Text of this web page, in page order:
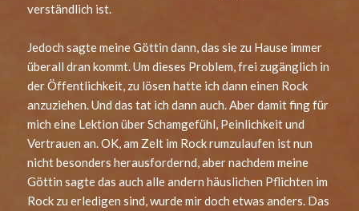
verständlich ist.
Jedoch sagte meine Göttin dann, das sie zu Hause immer
überall dran kommt. Um dieses Problem, frei zugänglich in
der Öffentlichkeit, zu lösen hatte ich dann einen Rock
anzuziehen. Und das tat ich dann auch. Aber damit fing für
mich eine Lektion über Schamgefühl, Peinlichkeit und
Vertrauen an. OK, am Zelt im Rock rumzulaufen ist nun
nicht besonders herausfordernd, aber nachdem meine
Göttin sagte das auch alle andern häuslichen Pflichten im
Rock zu erledigen sind, wurde mir doch etwas anders. Das